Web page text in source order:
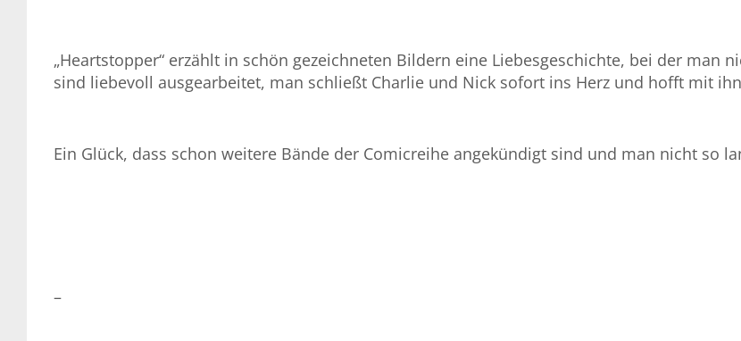
„Heartstopper“ erzählt in schön gezeichneten Bildern eine Liebesgeschichte, bei der man
sind liebevoll ausgearbeitet, man schließt Charlie und Nick sofort ins Herz und hofft mit
Ein Glück, dass schon weitere Bände der Comicreihe angekündigt sind und man nicht so
–